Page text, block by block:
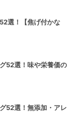
選！【焦げ付かな
52選！味や栄養価の
52選！無添加・アレ